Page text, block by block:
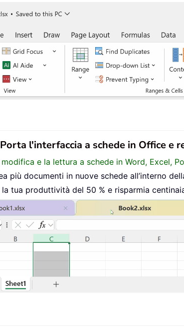
l'interfaccia a schede in Office
e la lettura a schede in Word, Excel,
più documenti in nuove schede all’interno
la tua produttività del 50 % e risparmia